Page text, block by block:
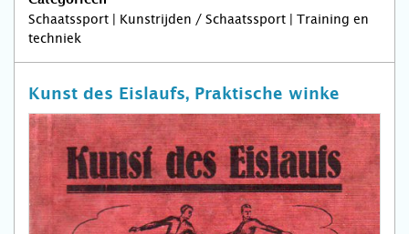
Schaatssport | Kunstrijden / Schaatssport | Training en
techniek
Kunst des Eislaufs, Praktische winke